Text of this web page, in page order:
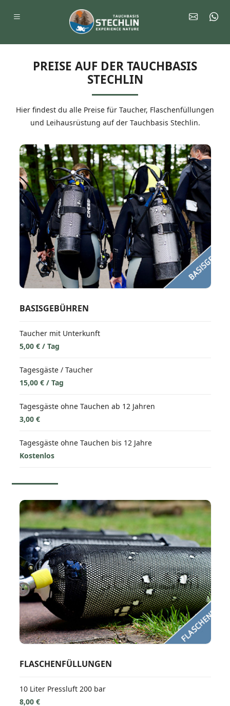
PREISE AUF DER TAUCHBASIS
STECHLIN
Hier findest du alle Preise für Taucher, Flaschenfüllungen
und Leihausrüstung auf der Tauchbasis Stechlin.
BASISGEBÜHREN
Taucher mit Unterkunft
5,00 € / Tag
Tagesgäste / Taucher
15,00 € / Tag
Tagesgäste ohne Tauchen ab 12 Jahren
3,00 €
Tagesgäste ohne Tauchen bis 12 Jahre
Kostenlos
FLASCHENFÜLLUNGEN
10 Liter Pressluft 200 bar
8,00 €